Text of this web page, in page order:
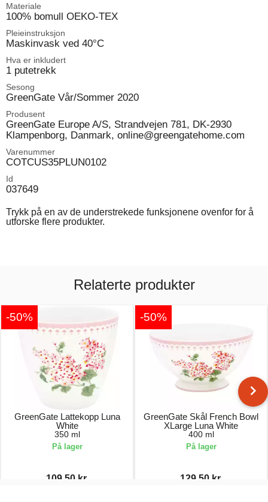
Materiale
100% bomull OEKO-TEX
Pleieinstruksjon
Maskinvask ved 40°C
Hva er inkludert
1 putetrekk
Sesong
GreenGate Vår/Sommer 2020
Produsent
GreenGate Europe A/S, Strandvejen 781, DK-2930
Klampenborg, Danmark, online@greengatehome.com
Varenummer
COTCUS35PLUN0102
Id
037649
Trykk på en av de understrekede funksjonene ovenfor for å
utforske flere produkter.
Relaterte produkter
-50%
GreenGate Lattekopp Luna
White
350 ml
På lager
109,50 kr.
-50%
GreenGate Skål French Bowl
XLarge Luna White
400 ml
På lager
129,50 kr.